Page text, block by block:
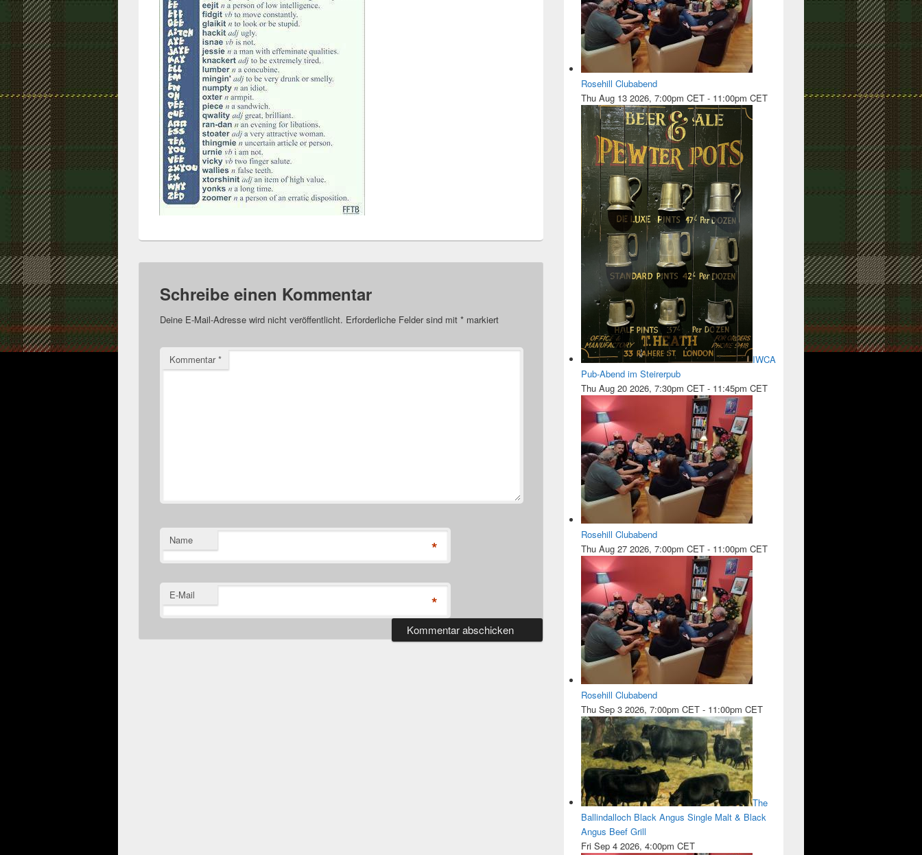
Schreibe einen Kommentar
Deine E-Mail-Adresse wird nicht veröffentlicht. Erforderliche Felder sind mit * markiert
Kommentar*
Name *
E-Mail *
Rosehill Clubabend
Thu Aug 13 2026, 7:00pm CET - 11:00pm CET
IWCA
Pub-Abend im Steirerpub
Thu Aug 20 2026, 7:30pm CET - 11:45pm CET
Rosehill Clubabend
Thu Aug 27 2026, 7:00pm CET - 11:00pm CET
Rosehill Clubabend
Thu Sep 3 2026, 7:00pm CET - 11:00pm CET
The
Ballindalloch Black Angus Single Malt & Black
Angus Beef Grill
Fri Sep 4 2026, 4:00pm CET